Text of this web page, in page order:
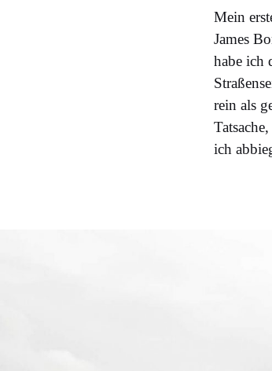
Mein
James
habe ich
rein als
ich